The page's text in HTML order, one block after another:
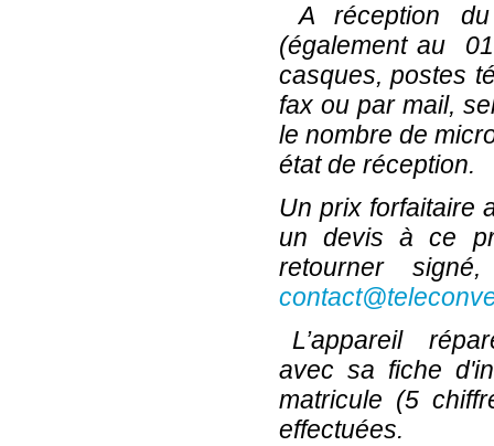
A réception
(également au
casques, postes
fax ou par mail,
le nombre de
état de réception.
Un prix forfaitaire
un devis à ce
retourner
L’appareil
avec sa fiche
matricule (5
effectuées.